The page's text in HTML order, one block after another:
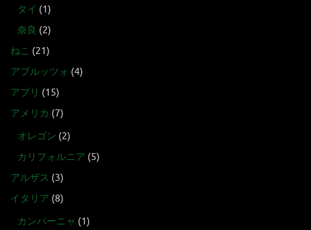
タイ (1)
奈良 (2)
ねこ (21)
アブルッツォ (4)
アプリ (15)
アメリカ (7)
オレゴン (2)
カリフォルニア (5)
アルザス (3)
イタリア (8)
カンパーニャ (1)